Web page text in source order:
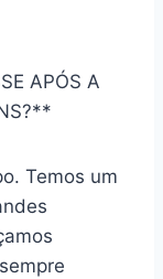
APÓS A
Temos um